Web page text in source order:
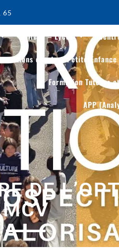
65
Collège – Lycée
courtes- Petite
Formation Tuteurs
APP
DE
MCV